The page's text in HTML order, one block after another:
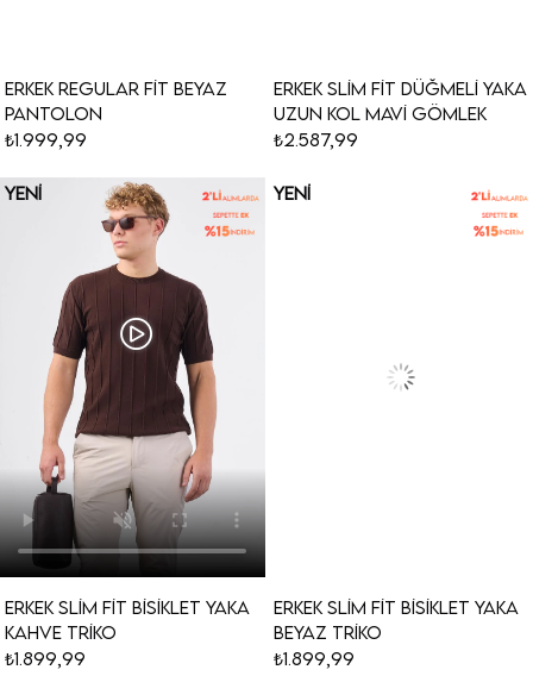
Erkek Regular Fit Beyaz
Pantolon
₺1.999,99
Erkek Slim Fit Düğmeli Yaka
Uzun Kol Mavi Gömlek
₺2.587,99
Erkek Slim Fit Bisiklet Yaka
Kahve Triko
₺1.899,99
YENI
Erkek Slim Fit Bisiklet Yaka
Beyaz Triko
₺1.899,99
YENI